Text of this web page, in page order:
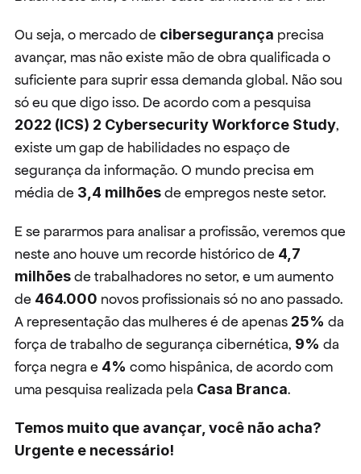
Ou seja, o mercado de cibersegurança precisa
avançar, mas não existe mão de obra qualificada o
suficiente para suprir essa demanda global. Não sou
2022 (ICS) 2 Cybersecurity Workforce Study,
existe um gap de habilidades no espaço de
segurança da informação. O mundo precisa em
média de 3,4 milhões de empregos neste setor.
E se pararmos para analisar a profissão, veremos que
neste ano houve um recorde histórico de 4,7
milhões de trabalhadores no setor, e um aumento
de 464.000 novos profissionais só no ano passado.
A representação das mulheres é de apenas 25% da
força de trabalho de segurança cibernética, 9% da
força negra e 4% como hispânica, de acordo com
uma pesquisa realizada pela Casa Branca.
Temos muito que avançar, você não acha?
Urgente e necessário!